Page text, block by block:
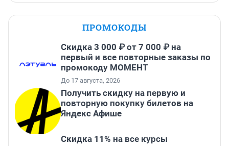
ПРОМОКОДЫ
Скидка 3 000 ₽ от 7 000 ₽ на
первый и все повторные заказы по
промокоду МОМЕНТ
До 17 августа, 2026
Получить скидку на первую и
повторную покупку билетов на
Яндекс Афише
Скидка 11% на все курсы